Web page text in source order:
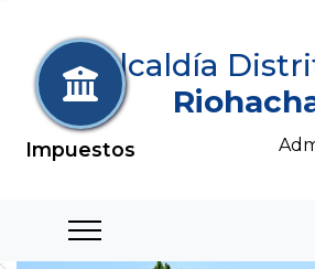
Alcaldía
Impuestos